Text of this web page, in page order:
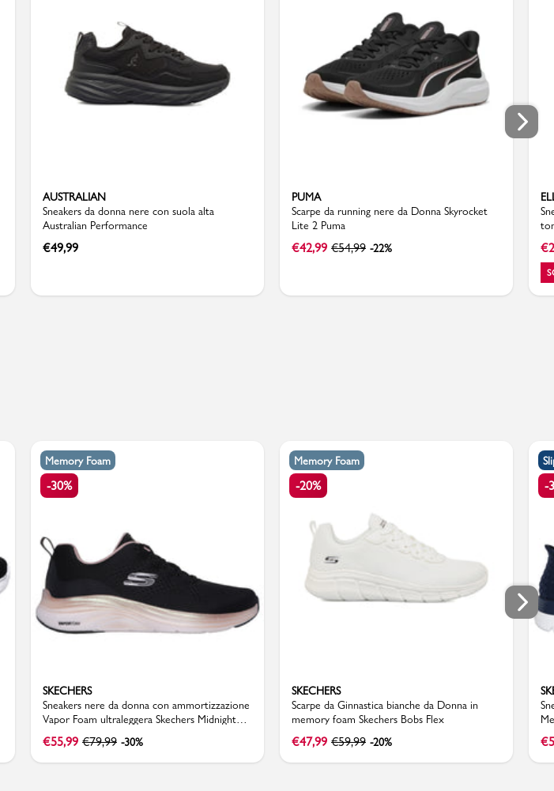
AUSTRALIAN
Sneakers da donna nere con suola alta
Australian Performance
€49,99
PUMA
Scarpe da running nere da Donna Skyrocket
Lite 2 Puma
€42,99 €54,99 -22% €
Memory Foam
-30%
SKECHERS
Sneakers nere da donna con ammortizzazione
Vapor Foam ultraleggera Skechers Midnight
Glimmer
€55,99 €79,99 -30%
Memory Foam
-20%
SKECHERS
Scarpe da Ginnastica bianche da Donna in
memory foam Skechers Bobs Flex
€47,99 €59,99 -20%
-
€